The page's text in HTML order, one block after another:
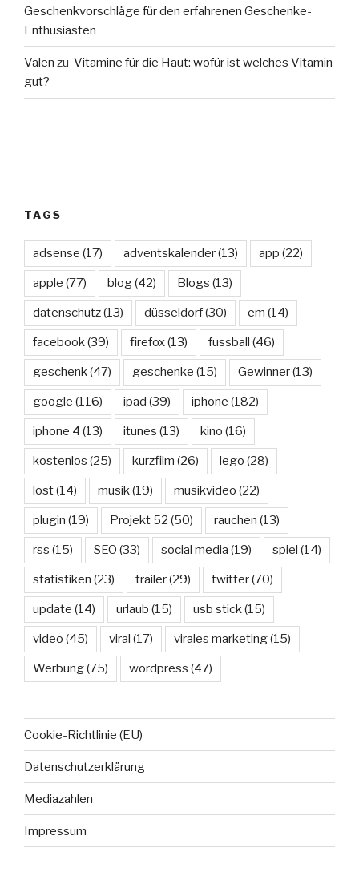
Geschenkvorschläge für den erfahrenen Geschenke-
Enthusiasten
Valen zu Vitamine für die Haut: wofür ist welches Vitamin
gut?
TAGS
adsense (17) adventskalender(13) app (22)
apple (77) blog(42) Blogs (13)
datenschutz(13) düsseldorf(30) em (14)
facebook(39) firefox(13) fussball (46)
geschenk(47) geschenke (15) Gewinner(13)
google (116) ipad (39) iphone (182)
iphone 4 (13) itunes (13) kino (16)
kostenlos (25) kurzfilm (26) lego (28)
lost(14) musik(19) musikvideo (22)
plugin (19) Projekt 52 (50) rauchen (13)
rss (15) SEO (33) social media (19) spiel (14)
statistiken (23) trailer(29) twitter(70)
update (14) urlaub (15) usb stick(15)
video (45) viral (17) virales marketing(15)
Werbung(75) wordpress (47)
Cookie-Richtlinie (EU)
Datenschutzerklärung
Mediazahlen
Impressum